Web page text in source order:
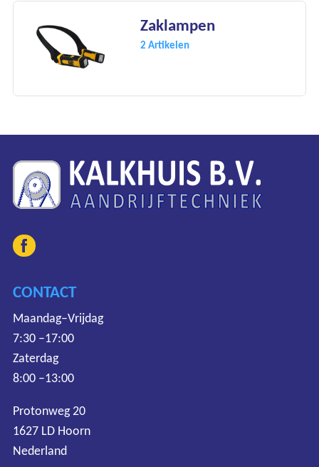
Zaklampen
2 Artikelen
CONTACT
Maandag–Vrijdag
7:30 –17:00
Zaterdag
8:00 –13:00
Protonweg 20
1627 LD Hoorn
Nederland